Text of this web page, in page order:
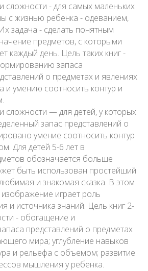
сложности - для самых маленьких
с жизнью ребенка - одеванием,
задача - сделать понятным
предметов, с которыми
каждый день. Цель таких книг -
запаса
о предметах и явлениях
умению соотносить контур и
сложности — для детей, у которых
запас представлений о
умение соотносить контур
Для детей 5-6 лет в
обозначается больше
быть использован простейший
и знакомая сказка. В этом
играет роль
и источника знаний. Цель книг 2-
- обогащение и
представлений о предметах
мира; углубление навыков
и рельефа с объемом; развитие
мышления у ребенка.